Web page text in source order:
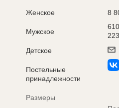
Женское
Мужское
Детское
Постельные
принадлежности
Размеры
8
223